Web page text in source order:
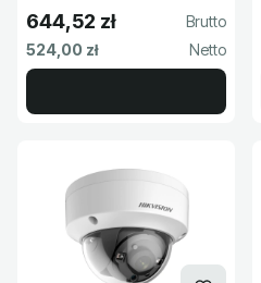
Cena brutto
644,52 zł
Cena netto
524,00 zł